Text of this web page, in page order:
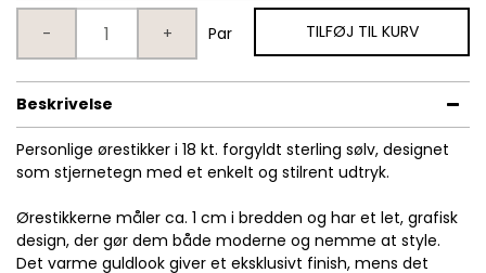
- + Par TILFØJ TIL KURV
Beskrivelse
Personlige ørestikker i 18 kt. forgyldt sterling sølv, designet
som stjernetegn med et enkelt og stilrent udtryk.
Ørestikkerne måler ca. 1 cm i bredden og har et let, grafisk
design, der gør dem både moderne og nemme at style.
Det varme guldlook giver et eksklusivt finish, mens det